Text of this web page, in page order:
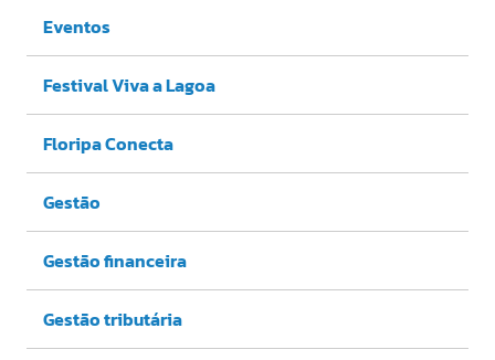
Eventos
Festival Viva a Lagoa
Floripa Conecta
Gestão
Gestão financeira
Gestão tributária